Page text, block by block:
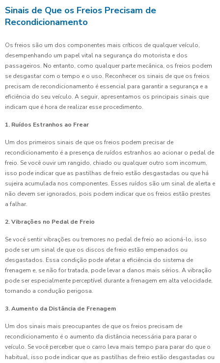
Sinais de Que os Freios Precisam de
Recondicionamento
Os freios são um dos componentes mais críticos de qualquer veículo,
desempenhando um papel vital na segurança do motorista e dos
passageiros. No entanto, como qualquer parte mecânica, os freios podem
se desgastar com o tempo e o uso. Reconhecer os sinais de que os freios
precisam de recondicionamento é essencial para garantir a segurança e a
eficiência do seu veículo. A seguir, apresentamos os principais sinais que
indicam que é hora de realizar esse procedimento.
1. Ruídos Estranhos ao Frear
Um dos primeiros sinais de que os freios podem precisar de
recondicionamento é a presença de ruídos estranhos ao acionar o pedal de
freio. Se você ouvir um rangido, chiado ou qualquer outro som incomum,
isso pode indicar que as pastilhas de freio estão desgastadas ou que há
sujeira acumulada nos componentes. Esses ruídos são um sinal de alerta e
não devem ser ignorados, pois podem indicar que os freios estão prestes
a falhar.
2. Vibrações no Pedal de Freio
Se você sentir vibrações ou tremores no pedal de freio ao acioná-lo, isso
pode ser um sinal de que os discos de freio estão empenados ou
desgastados. Essa condição pode afetar a eficiência do sistema de
frenagem e, se não for tratada, pode levar a danos mais sérios. A vibração
pode ser especialmente perceptível durante a frenagem em alta velocidade,
tornando a condução perigosa.
3. Aumento da Distância de Frenagem
Um dos sinais mais preocupantes de que os freios precisam de
recondicionamento é o aumento da distância necessária para parar o
veículo. Se você perceber que o carro leva mais tempo para parar do que o
habitual, isso pode indicar que as pastilhas de freio estão desgastadas ou